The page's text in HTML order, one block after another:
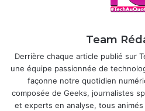
OnePlus Pad
gamme est
l’achat
18 avril 2026
Team
Derrière chaque article publié sur
une équipe passionnée de
façonne notre quotidien
composée de Geeks, journalistes
et experts en analyse, tous animés